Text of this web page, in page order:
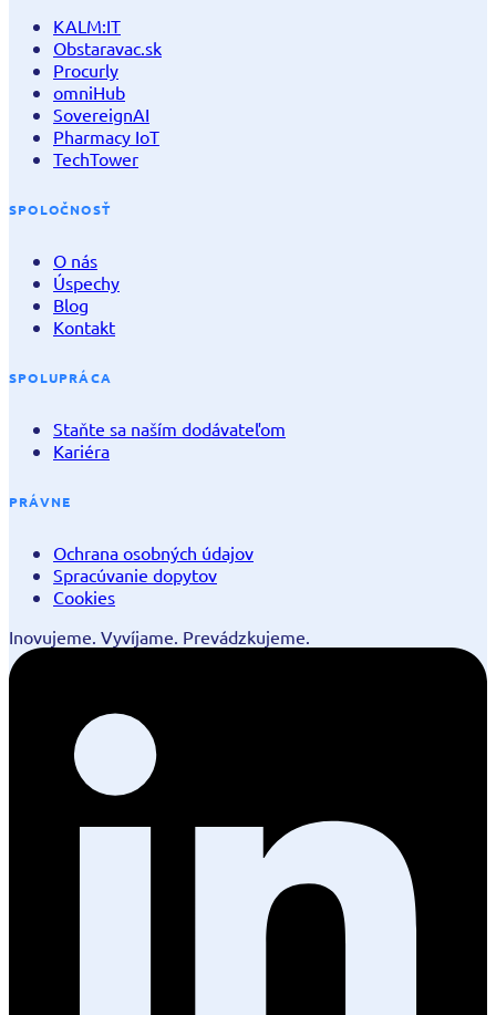
KALM:IT
Obstaravac.sk
Procurly
omniHub
SovereignAI
Pharmacy IoT
TechTower
SPOLOČNOSŤ
O nás
Úspechy
Blog
Kontakt
SPOLUPRÁCA
Staňte sa naším dodávateľom
Kariéra
PRÁVNE
Ochrana osobných údajov
Spracúvanie dopytov
Cookies
Inovujeme. Vyvíjame. Prevádzkujeme.